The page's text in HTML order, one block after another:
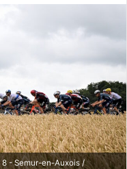
- Semur-en-Auxois /